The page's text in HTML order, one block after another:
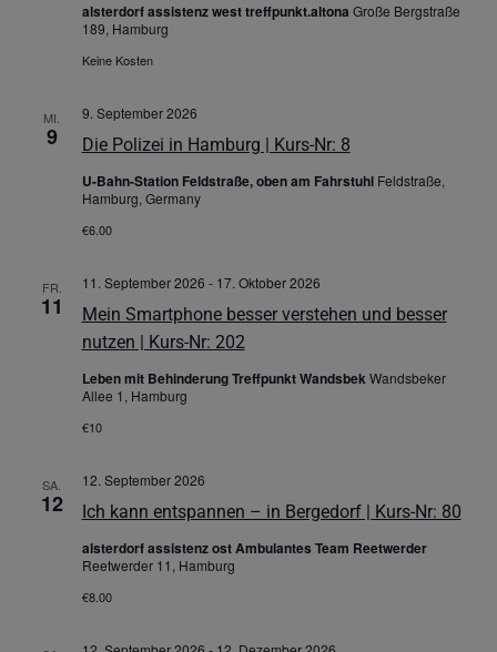
alsterdorf assistenz west treffpunkt.altona Große Bergstraße
189, Hamburg
Keine Kosten
MI.
9 Die Polizei in Hamburg | Kurs-Nr: 8
9. September 2026
U-Bahn-Station Feldstraße, oben am Fahrstuhl Feldstraße,
Hamburg, Germany
€6.00
FR.
11
Mein Smartphone besser verstehen und besser
nutzen | Kurs-Nr: 202
11. September 2026 - 17. Oktober 2026
Leben mit Behinderung Treffpunkt WandsbekWandsbeker
Allee 1, Hamburg
€10
SA.
12 Ich kann entspannen – in Bergedorf | Kurs-Nr: 80
12. September 2026
alsterdorf assistenz ost Ambulantes Team Reetwerder
Reetwerder 11, Hamburg
€8.00